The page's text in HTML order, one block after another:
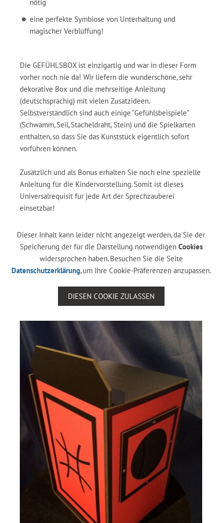
nötig
eine perfekte Symbiose von Unterhaltung und
magischer Verblüffung!
Die GEFÜHLSBOX ist einzigartig und war in dieser Form
vorher noch nie da! Wir liefern die wunderschöne, sehr
dekorative Box und die mehrseitige Anleitung
(deutschsprachig) mit vielen Zusatzideen.
Selbstverständlich sind auch einige "Gefühlsbeispiele"
(Schwamm, Seil, Stacheldraht, Stein) und die Spielkarten
enthalten, so dass Sie das Kunststück eigentlich sofort
vorführen können.
Zusätzlich und als Bonus erhalten Sie noch eine spezielle
Anleitung für die Kindervorstellung. Somit ist dieses
Universalrequisit für jede Art der Sprechzauberei
einsetzbar!
Dieser Inhalt kann leider nicht angezeigt werden, da Sie der
Speicherung der für die Darstellung notwendigen Cookies
widersprochen haben. Besuchen Sie die Seite
Datenschutzerklärung, um Ihre Cookie-Präferenzen anzupassen.
DIESEN COOKIE ZULASSEN